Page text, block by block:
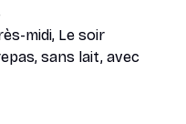
midi, Le soir
sans lait, avec